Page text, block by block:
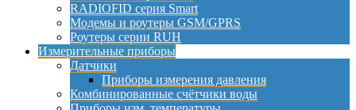
RADIOFID серия Smart
Модемы и роутеры GSM/GPRS
Роутеры серии RUH
Измерительные приборы
Датчики
Приборы измерения давления
Комбинированные счётчики воды